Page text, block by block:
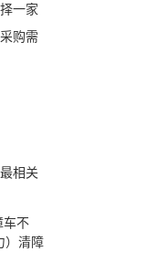
一家
购需
相关
车不
）清障